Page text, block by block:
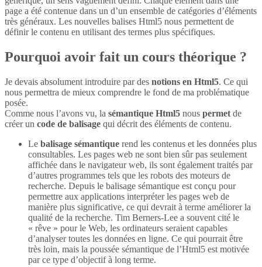
page a été contenue dans un d’un ensemble de catégories d’éléments
très généraux. Les nouvelles balises Html5 nous permettent de
définir le contenu en utilisant des termes plus spécifiques.
Pourquoi avoir fait un cours théorique ?
Je devais absolument introduire par des notions en Html5. Ce qui
nous permettra de mieux comprendre le fond de ma problématique
posée.
Comme nous l’avons vu, la sémantique Html5 nous permet de
créer un code de balisage qui décrit des éléments de contenu.
Le balisage sémantique rend les contenus et les données plus
consultables. Les pages web ne sont bien sûr pas seulement
affichée dans le navigateur web, ils sont également traités par
d’autres programmes tels que les robots des moteurs de
recherche. Depuis le balisage sémantique est conçu pour
permettre aux applications interpréter les pages web de
manière plus significative, ce qui devrait à terme améliorer la
qualité de la recherche. Tim Berners-Lee a souvent cité le
« rêve » pour le Web, les ordinateurs seraient capables
d’analyser toutes les données en ligne. Ce qui pourrait être
très loin, mais la poussée sémantique de l’Html5 est motivée
par ce type d’objectif à long terme.